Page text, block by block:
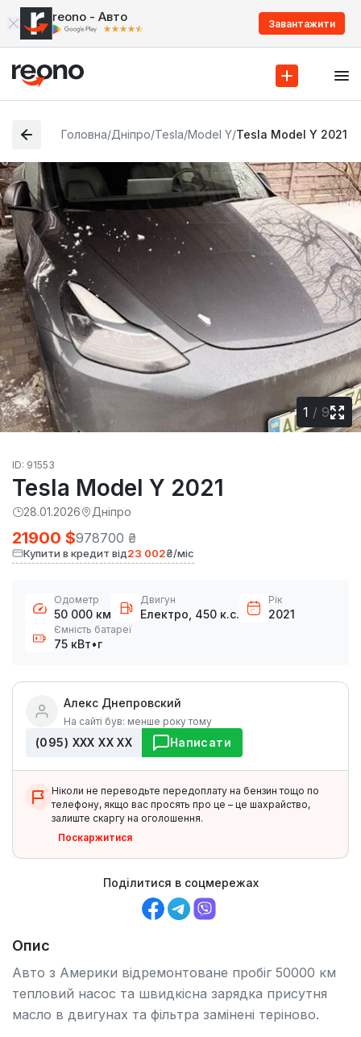
reono - Авто Завантажити
Головна/Дніпро/Tesla/Model Y/Tesla Model Y 2021
1 / 9
ID: 91553
Tesla Model Y 2021
28.01.2026 Дніпро
21900 $978700 ₴
Купити в кредит від23 002₴/міс
Одометр
50 000 км
Двигун
Електро, 450 к.с.
Рік
2021
Ємність батареї
75 кВт•г
Алекс Днепровский
На сайті був: менше року тому
(095) ХХХ ХХ ХХ Написати
Ніколи не переводьте передоплату на бензин тощо по
телефону, якщо вас просять про це – це шахрайство,
залиште скаргу на оголошення.
Поскаржитися
Поділитися в соцмережах
Опис
Авто з Америки відремонтоване пробіг 50000 км
тепловий насос та швидкісна зарядка присутня
масло в двигунах та фільтра замінені теріново.